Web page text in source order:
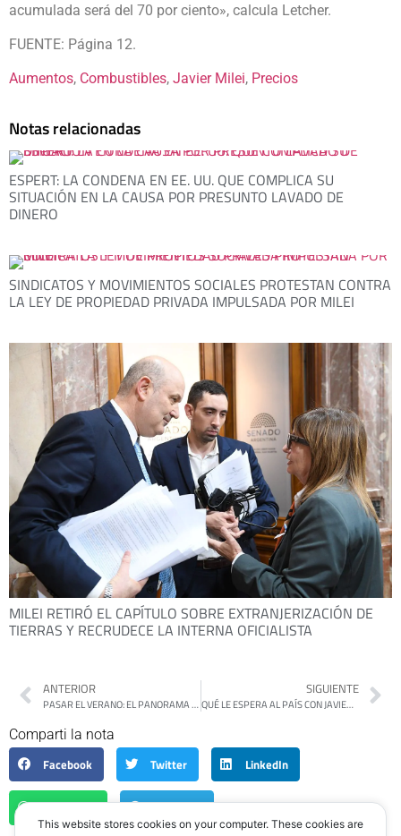
acumulada será del 70 por ciento», calcula Letcher.
FUENTE: Página 12.
Aumentos, Combustibles, Javier Milei, Precios
Notas relacionadas
ESPERT: LA CONDENA EN EE. UU. QUE COMPLICA SU
SITUACIÓN EN LA CAUSA POR PRESUNTO LAVADO DE
DINERO
SINDICATOS Y MOVIMIENTOS SOCIALES PROTESTAN CONTRA
LA LEY DE PROPIEDAD PRIVADA IMPULSADA POR MILEI
MILEI RETIRÓ EL CAPÍTULO SOBRE EXTRANJERIZACIÓN DE
TIERRAS Y RECRUDECE LA INTERNA OFICIALISTA
ANTERIOR
PASAR EL VERANO: EL PANORAMA DE LOS PRECIOS
SIGUIENTE
QUÉ LE ESPERA AL PAÍS CON JAVIER MILEI COMO PRESIDENTE
Comparti la nota
Facebook
Twitter LinkedIn
WhatsApp Telegram
This website stores cookies on your computer. These cookies are